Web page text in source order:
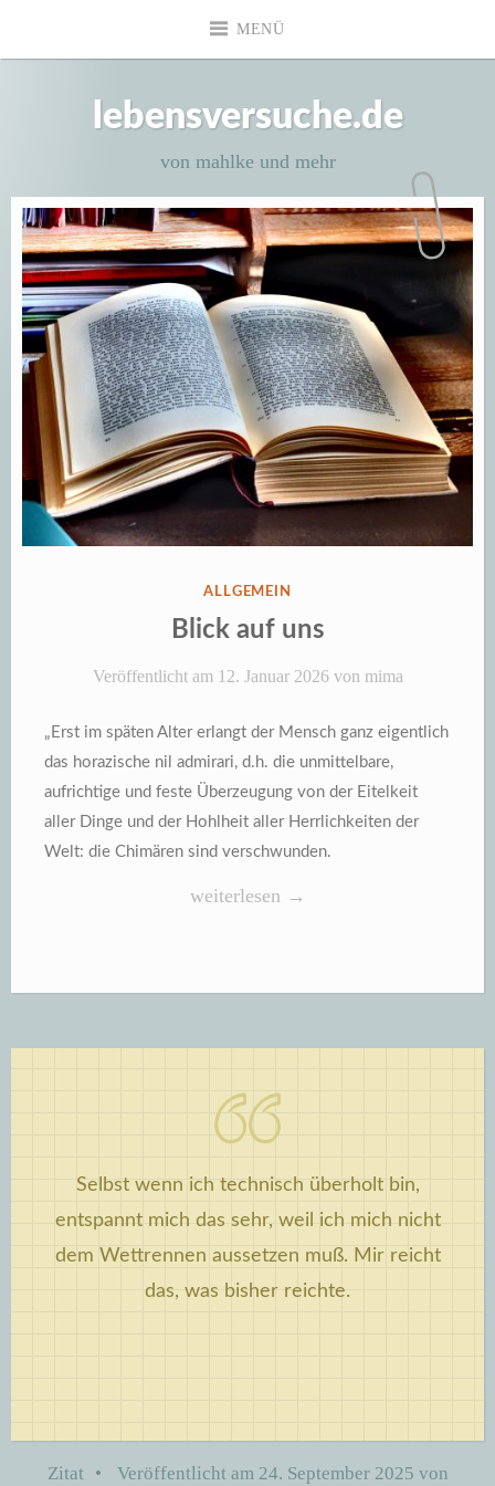
MENÜ
lebensversuche.de
von mahlke und mehr
VERÖFFENTLICHT
IN
ALLGEMEIN
Blick auf uns
Veröffentlicht am 12. Januar 2026von mima
„Erst im späten Alter erlangt der Mensch ganz eigentlich
das horazische nil admirari, d.h. die unmittelbare,
aufrichtige und feste Überzeugung von der Eitelkeit
aller Dinge und der Hohlheit aller Herrlichkeiten der
Welt: die Chimären sind verschwunden.
„Blick
weiterlesen →
Selbst wenn ich technisch überholt bin,
entspannt mich das sehr, weil ich mich nicht
dem Wettrennen aussetzen muß. Mir reicht
das, was bisher reichte.
Zitat • Veröffentlicht am 24. September 2025 von